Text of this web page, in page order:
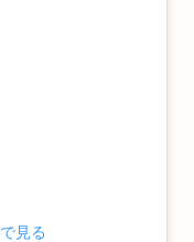
見る